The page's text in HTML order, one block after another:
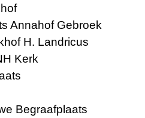
Annahof Gebroek
H. Landricus
Kerk
Begraafplaats